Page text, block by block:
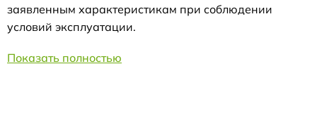
заявленным характеристикам при соблюдении
условий эксплуатации.
Показать полностью